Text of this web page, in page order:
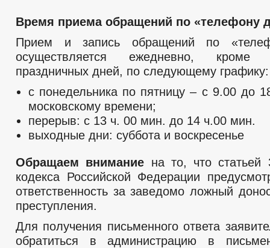
Время приема обращений по «телефону
Прием и запись обращений по
осуществляется ежедневно,
праздничных дней, по следующему графику:
с понедельника по пятницу – с 9.00 до
московскому времени;
перерыв: с 13 ч. 00 мин. до 14 ч.00 мин.
выходные дни: суббота и воскресенье
Обращаем внимание на то, что статьей
кодекса Российской Федерации
ответственность за заведомо ложный
преступления.
Для получения письменного ответа
обратиться в администрацию в